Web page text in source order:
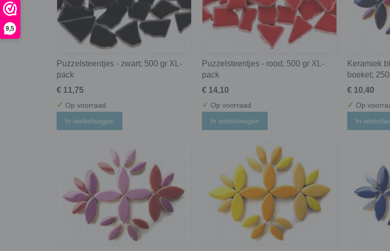
9,5
Puzzelsteentjes - zwart; 500 gr XL-
pack
€ 11,75
✓ Op voorraad
In winkelwagen
Puzzelsteentjes - rood; 500 gr XL-
pack
€ 14,10
✓ Op voorraad
In winkelwagen
Keramiek
boeket;
€ 10,40
✓ Op
In